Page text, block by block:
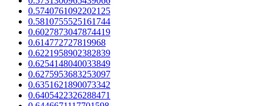
0.5740761092202125
0.5810755525161744
0.6027873047874419
0.614772727819968
0.6221958902382839
0.6254148040033849
0.6275953683253097
0.6351621890073342
0.6405422326288471